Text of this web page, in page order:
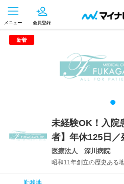
メニュー 会員登録
新着
未経験OK！入院
者】年休125日
医療法人 深川病院
昭和11年創立の歴史ある
勤務地